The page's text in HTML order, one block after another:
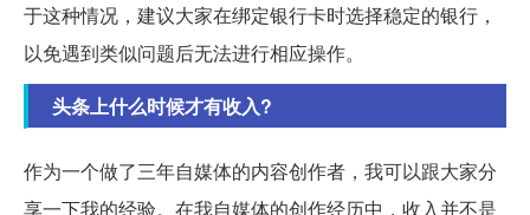
于这种情况，建议大家在绑定银行卡时选择稳定的银行，
以免遇到类似问题后无法进行相应操作。
头条上什么时候才有收入?
作为一个做了三年自媒体的内容创作者，我可以跟大家分
享一下我的经验。在我自媒体的创作经历中，收入并不是